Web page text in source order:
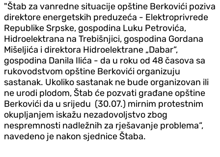
"Štab za vanredne situacije opštine Berkovići poziva
direktore energetskih preduzeća - Elektroprivrede
Republike Srpske, gospodina Luku Petrovića,
Hidroelektrana na Trebišnjici, gospodina Gordana
Mišeljića i direktora Hidroelektrane „Dabar“,
gospodina Danila Ilića - da u roku od 48 časova sa
rukovodstvom opštine Berkovići organizuju
sastanak. Ukoliko sastanak ne bude organizovan ili
ne urodi plodom, Štab će pozvati građane opštine
Berkovići da u srijedu (30.07.) mirnim protestnim
okupljanjem iskažu nezadovoljstvo zbog
nespremnosti nadležnih za rješavanje problema“,
navedeno je nakon sjednice Štaba.